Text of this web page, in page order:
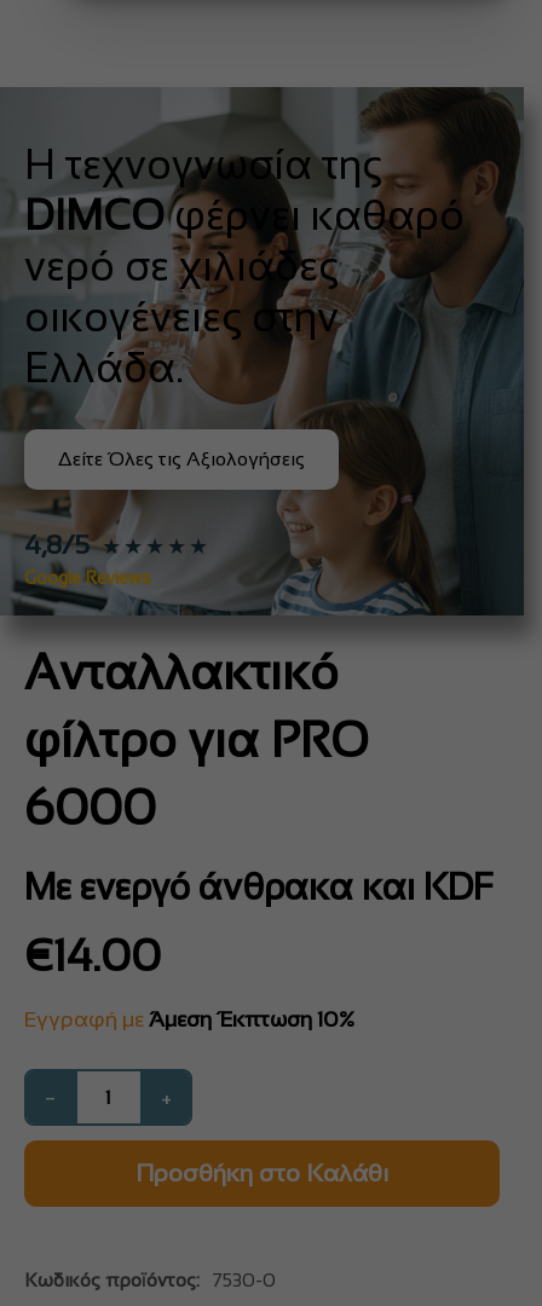
Η τεχνογνωσία της
DIMCOφέρνει καθαρό
νερό σε χιλιάδες
οικογένειες στην
Ελλάδα.
Δείτε Όλες τις Αξιολογήσεις
4,8/5 ★★★★★
Google Reviews
Ανταλλακτικό
φίλτρο για PRO
6000
Με ενεργό άνθρακα και KDF
€14.00
Εγγραφή με Άμεση Έκπτωση 10%
− +
Προσθήκη στο Καλάθι
Κωδικός προϊόντος:
7530-0